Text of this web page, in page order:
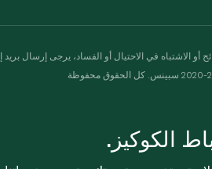
الاشتباه في الاحتيال أو الفساد، يرجى إرسال بريد
الكوكيز.